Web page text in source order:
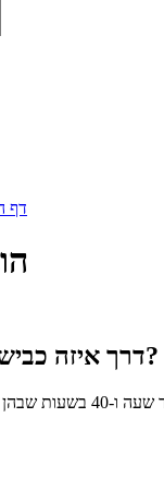
דף
דרך איזה כביש המוביל נוסע מתל אביב למגדל העמק?